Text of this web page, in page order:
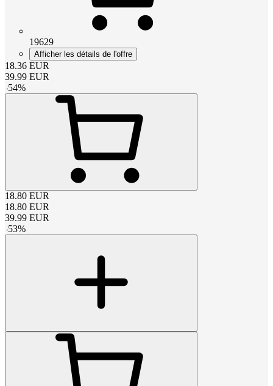
19629
Afficher les détails de l'offre
18.36 EUR
39.99 EUR
-54%
18.80 EUR
18.80 EUR
39.99 EUR
-53%